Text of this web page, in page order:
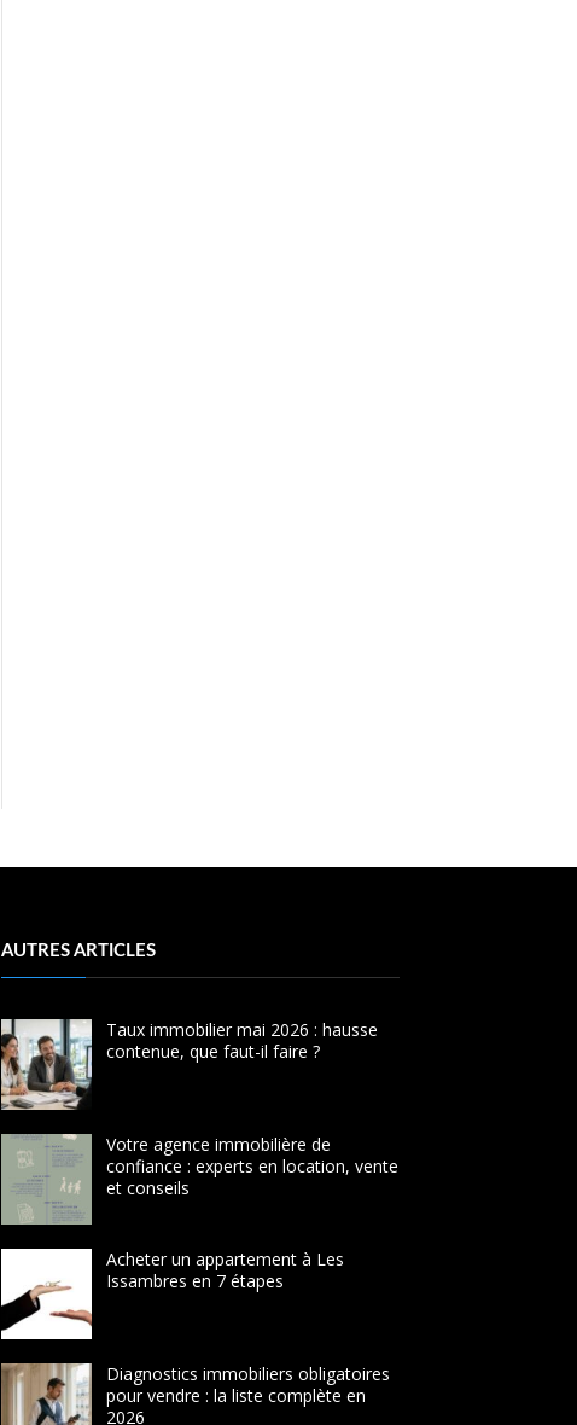
AUTRES ARTICLES
Taux immobilier mai 2026 : hausse
contenue, que faut-il faire ?
Votre agence immobilière de
confiance : experts en location, vente
et conseils
Acheter un appartement à Les
Issambres en 7 étapes
Diagnostics immobiliers obligatoires
pour vendre : la liste complète en
2026